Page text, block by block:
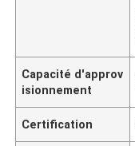
Capacité d'approv
isionnement
Certification